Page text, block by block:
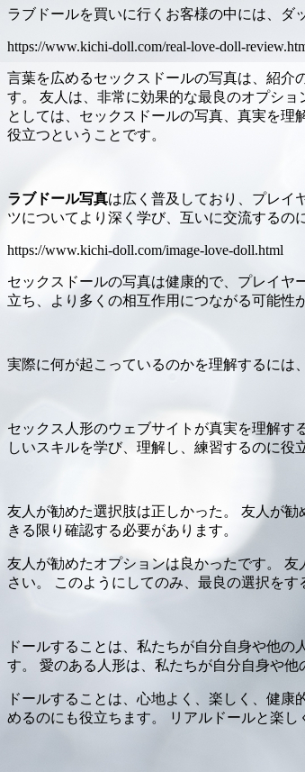
ラブドールを買いに行くお客様の中には、
https://www.kichi-doll.com/real-love-doll-
言葉を広めるセックスドールの写真は、紹介
す。 友人は、非常に効果的な最良のオプシ
としては、セックスドールの写真、真実を
役立つということです。
ラブドール写真は広く普及しており、プレイ
ツについてより深く学び、互いに交流するの
https://www.kichi-doll.com/image-love-doll.html
セックスドールの写真は健康的で、プレイヤ
立ち、より多くの相互作用につながる可能性
実際に何が起こっているのかを理解するには
セックス人形のウェブサイトが真実を理解す
しいスキルを学び、理解し、練習するのに役
友人が勧めた選択肢は正しかった。 友人が
きる限り確認する必要があります。
友人が勧めたオプションは良かったです。
さい。 このようにしてのみ、最良の選択をす
ドールすることは、私たちが自分自身や他
す。 愛のある人形は、私たちが自分自身や他
ドールすることは、心地よく、楽しく、健
めるのにも役立ちます。 リアルドールと楽